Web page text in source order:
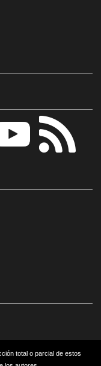
total o parcial de estos